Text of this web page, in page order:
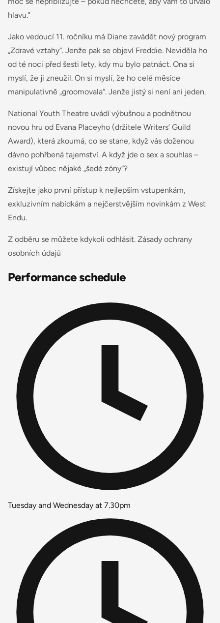
hlavu."
Jako vedoucí 11. ročníku má Diane zavádět nový program
„Zdravé vztahy“. Jenže pak se objeví Freddie. Neviděla ho
od té noci před šesti lety, kdy mu bylo patnáct. Ona si
myslí, že ji zneužil. On si myslí, že ho celé měsíce
manipulativně „groomovala“. Jenže jistý si není ani jeden.
National Youth Theatre uvádí výbušnou a podnětnou
novou hru od Evana Placeyho (držitele Writers’ Guild
Award), která zkoumá, co se stane, když vás doženou
dávno pohřbená tajemství. A když jde o sex a souhlas –
existují vůbec nějaké „šedé zóny“?
Získejte jako první přístup k nejlepším vstupenkám,
exkluzivním nabídkám a nejčerstvějším novinkám z West
Endu.
Z odběru se můžete kdykoli odhlásit. Zásady ochrany
osobních údajů
Performance schedule
Tuesday and Wednesday at 7.30pm